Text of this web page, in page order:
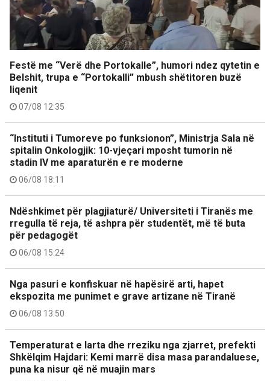
Festë me “Verë dhe Portokalle”, humori ndez qytetin e
Belshit, trupa e “Portokalli” mbush shëtitoren buzë
liqenit
07/08 12:35
“Instituti i Tumoreve po funksionon”, Ministrja Sala në
spitalin Onkologjik: 10-vjeçari mposht tumorin në
stadin IV me aparaturën e re moderne
06/08 18:11
Ndëshkimet për plagjiaturë/ Universiteti i Tiranës me
rregulla të reja, të ashpra për studentët, më të buta
për pedagogët
06/08 15:24
Nga pasuri e konfiskuar në hapësirë arti, hapet
ekspozita me punimet e grave artizane në Tiranë
06/08 13:50
Temperaturat e larta dhe rreziku nga zjarret, prefekti
Shkëlqim Hajdari: Kemi marrë disa masa parandaluese,
puna ka nisur që në muajin mars